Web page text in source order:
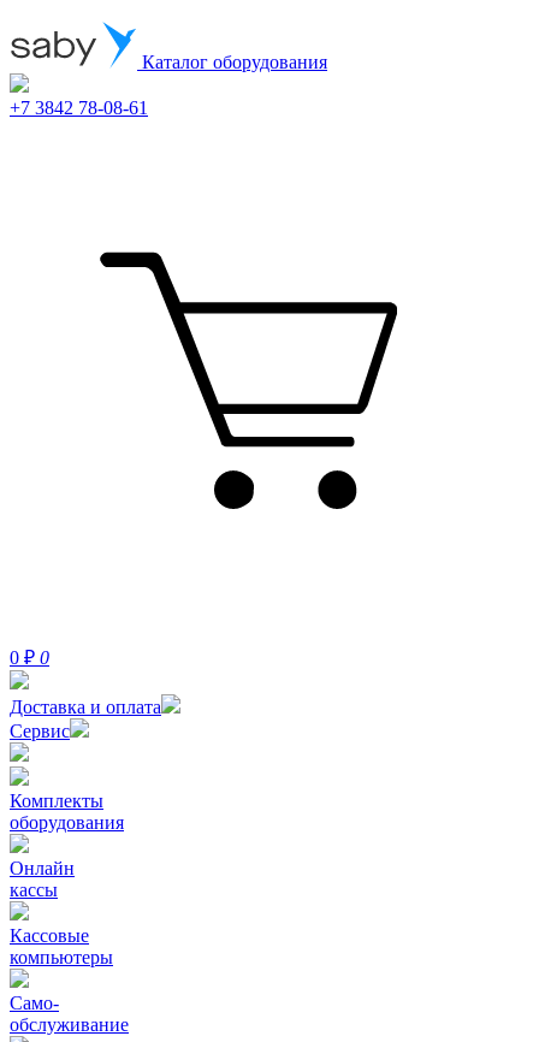
Каталог оборудования
+7 3842 78-08-61
0 ₽ 0
Доставка и оплата
Сервис
Комплекты
оборудования
Онлайн
кассы
Кассовые
компьютеры
Само-
обслуживание